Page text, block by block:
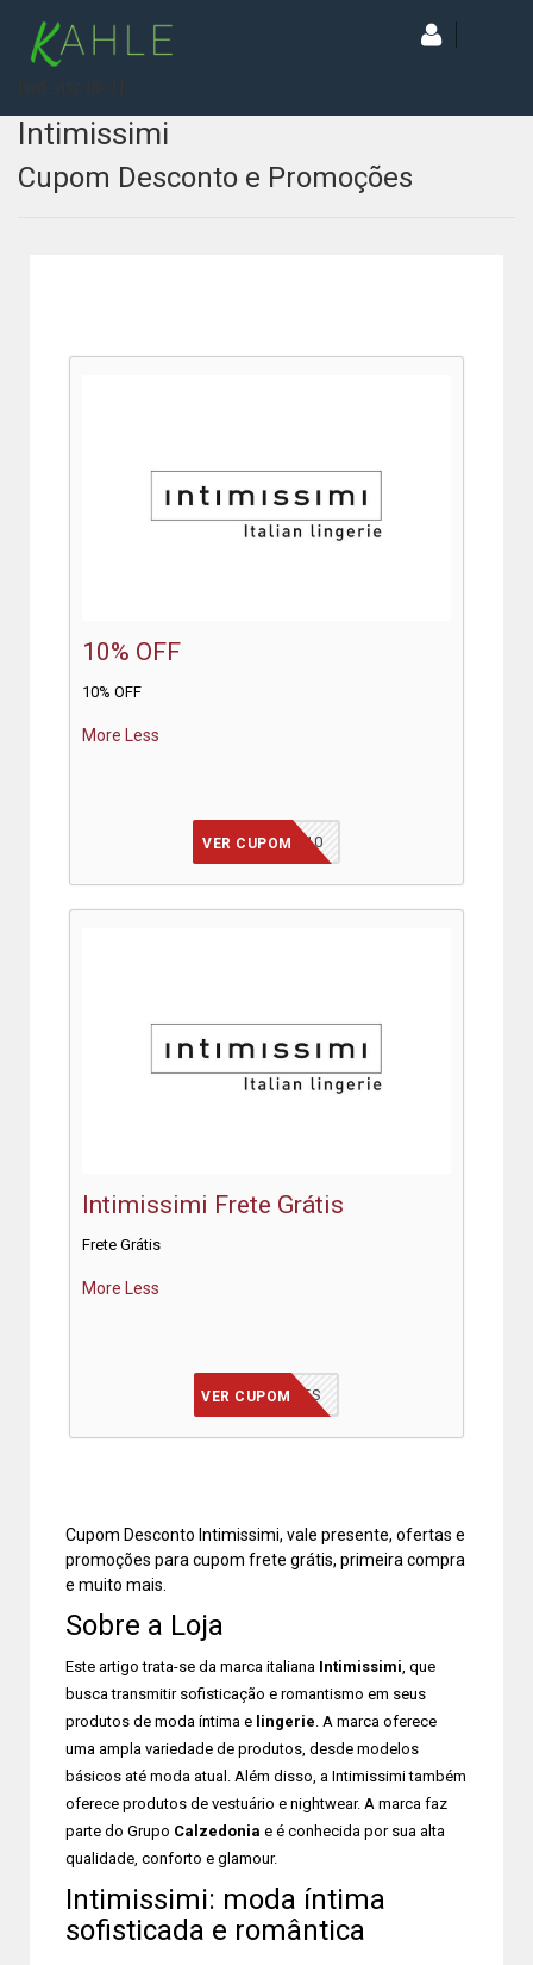
Intimissimi
Cupom Desconto e Promoções
10% OFF
10% OFF
More Less
INTIMISSIMI10
VER CUPOM
Intimissimi Frete Grátis
Frete Grátis
More Less
SAUDADES
VER CUPOM
Cupom Desconto Intimissimi, vale presente, ofertas e
promoções para cupom frete grátis, primeira compra
e muito mais.
Sobre a Loja
Este artigo trata-se da marca italiana Intimissimi, que
busca transmitir sofisticação e romantismo em seus
produtos de moda íntima e lingerie. A marca oferece
uma ampla variedade de produtos, desde modelos
básicos até moda atual. Além disso, a Intimissimi também
oferece produtos de vestuário e nightwear. A marca faz
parte do Grupo Calzedonia e é conhecida por sua alta
qualidade, conforto e glamour.
Intimissimi: moda íntima
sofisticada e romântica